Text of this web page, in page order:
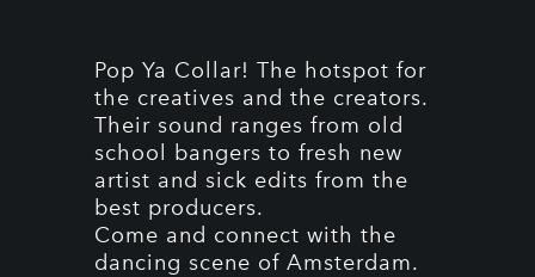
Pop Ya Collar! The hotspot for
the creatives and the creators.
Their sound ranges from old
school bangers to fresh new
artist and sick edits from the
best producers.
Come and connect with the
dancing scene of Amsterdam.